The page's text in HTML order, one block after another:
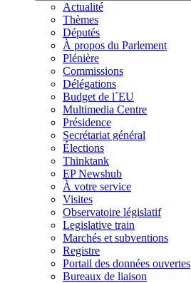
Actualité
Thèmes
Députés
À propos du Parlement
Plénière
Commissions
Délégations
Budget de l´EU
Multimedia Centre
Présidence
Secrétariat général
Élections
Thinktank
EP Newshub
À votre service
Visites
Observatoire législatif
Legislative train
Marchés et subventions
Registre
Portail des données ouvertes
Bureaux de liaison